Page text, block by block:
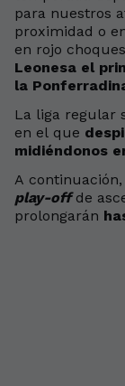
para nuestros
proximidad o
en rojo
Leonesa el
la
La liga regular
en el que
midiéndonos
A
play-offde
prolongarán